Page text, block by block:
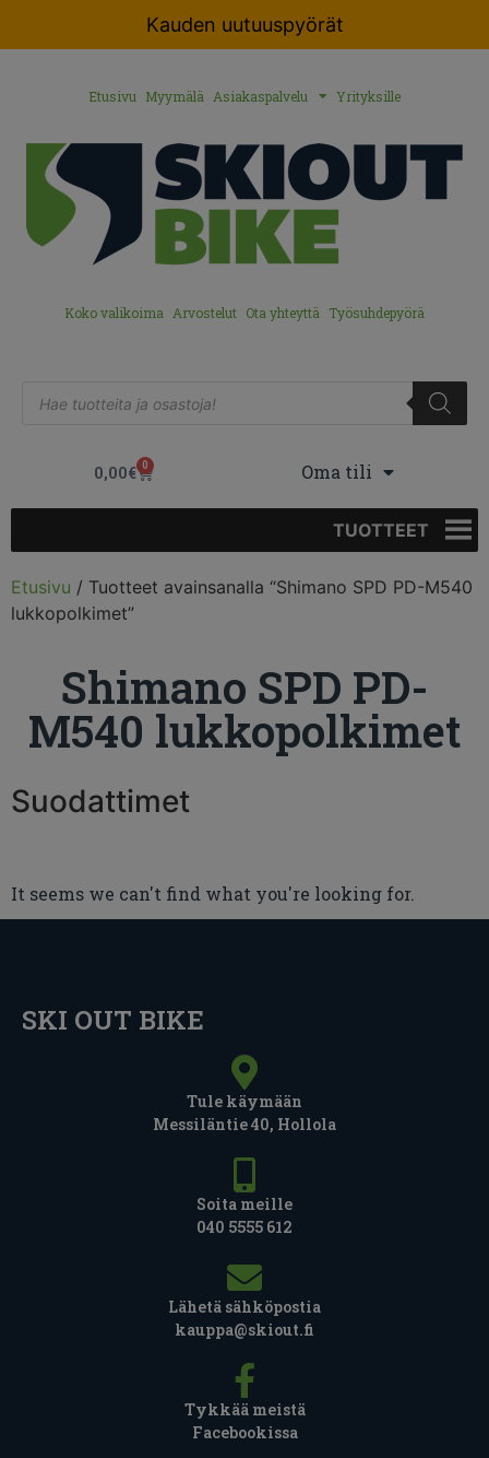
Kauden uutuuspyörät
Etusivu Myymälä Asiakaspalvelu Yrityksille
Koko valikoima Arvostelut Ota yhteyttä Työsuhdepyörä
0,00€ 0 Oma tili
TUOTTEET
Etusivu / Tuotteet avainsanalla “Shimano SPD PD-M540
lukkopolkimet”
Shimano SPD PD-
M540 lukkopolkimet
Suodattimet
It seems we can't find what you're looking for.
SKI OUT BIKE
Tule käymään
Messiläntie 40, Hollola
Soita meille
040 5555 612
Lähetä sähköpostia
kauppa@skiout.fi
Tykkää meistä
Facebookissa